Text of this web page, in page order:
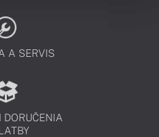
A SERVIS
DORUČENIA